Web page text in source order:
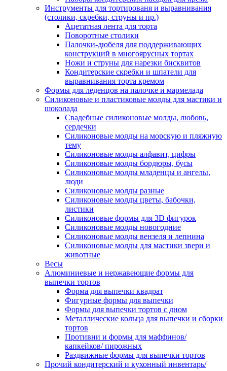
Инструменты для тортированя и выравнивания
(столики, скребки, струны и пр.)
Ацетатная лента для торта
Поворотные столики
Палочки-дюбеля для поддерживающих
конструкций в многоярусных тортах
Ножи и струны для нарезки бисквитов
Кондитерские скребки и шпатели для
выравнивания торта кремом
Формы для леденцов на палочке и мармелада
Силиконовые и пластиковые молды для мастики и
шоколада
Свадебные силиконовые молды, любовь,
сердечки
Силиконовые молды на морскую и пляжную
тему
Силиконовые молды алфавит, цифры
Силиконовые молды бордюры, бусы
Силиконовые молды младенцы и ангелы,
люди
Силиконовые молды разные
Силиконовые молды цветы, бабочки,
листики
Силиконовые формы для 3D фигурок
Силиконовые молды новогодние
Силиконовые молды вензеля и лепнина
Силиконовые молды для мастики звери и
животные
Весы
Алюминиевые и нержавеющие формы для
выпечки тортов
Форма для выпечки квадрат
Фигурные формы для выпечки
Формы для выпечки тортов с дном
Металлические кольца для выпечки и сборки
тортов
Противни и формы для маффинов/
капкейков/ пирожных
Раздвижные формы для выпечки тортов
Прочий кондитерский и кухонный инвентарь/